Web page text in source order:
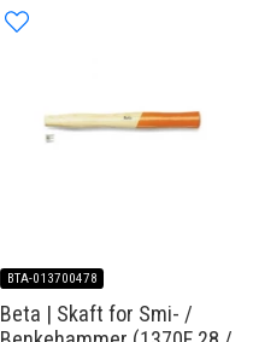
BTA-013700478
Beta | Skaft for Smi- /